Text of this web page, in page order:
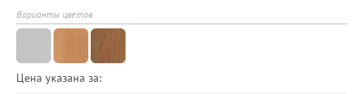
Варианты цветов
Цена указана за: